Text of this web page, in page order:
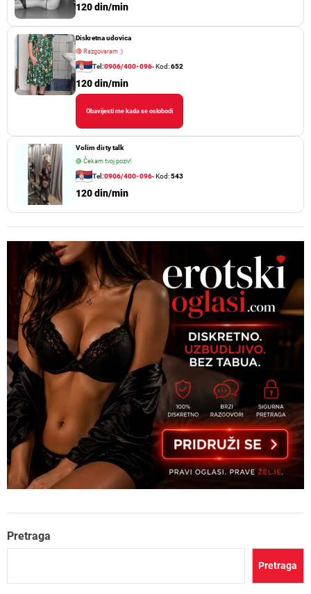
120 din/min
Diskretna udovica
🔴Razgovaram :)
Tel:0906/400-096- Kod:652
120 din/min
Obavijesti me kada se oslobodi
Volim dirty talk
🟢 Čekam tvoj poziv!
Tel:0906/400-096- Kod:543
120 din/min
Pretraga
Pretraga